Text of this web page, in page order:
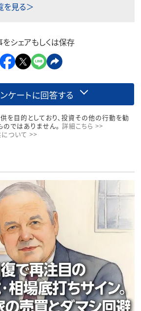
見る＞
シェアもしくは保存
ケートに回答する
を目的としており、投資その他の行動を勧
ではありません。 詳細こちら >>
ついて >>